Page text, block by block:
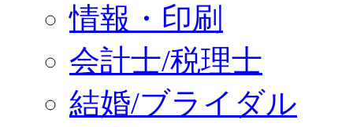
情報・印刷
会計士/税理士
結婚/ブライダル